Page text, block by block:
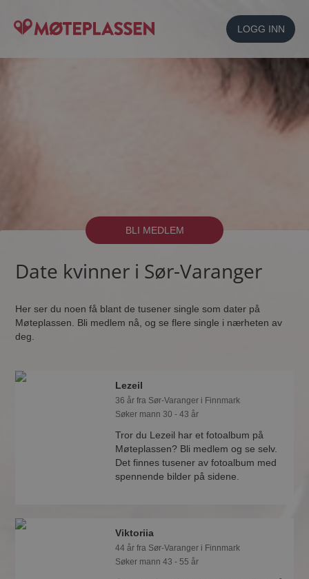
LOGG INN
BLI MEDLEM
Date kvinner i Sør-Varanger
Her ser du noen få blant de tusener single som dater på
Møteplassen. Bli medlem nå, og se flere single i nærheten av
deg.
Lezeil
36 år fra Sør-Varanger i Finnmark
Søker mann 30 - 43 år
Tror du Lezeil har et fotoalbum på
Møteplassen? Bli medlem og se selv.
Det finnes tusener av fotoalbum med
spennende bilder på sidene.
Viktoriia
44 år fra Sør-Varanger i Finnmark
Søker mann 43 - 55 år